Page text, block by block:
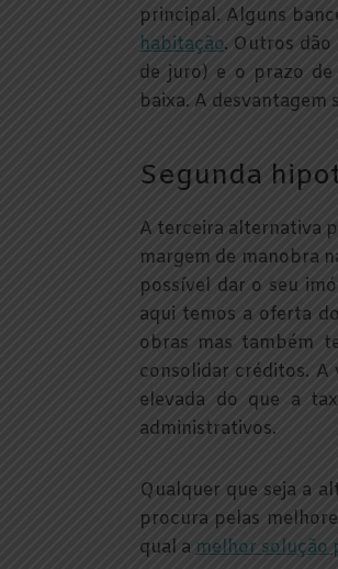
principal. Alguns
habitação. Outros dão
de juro) e o prazo de
baixa. A desvantagem
Segunda
A terceira alternativa
margem de manobra
possível dar o seu
aqui temos a oferta do
obras mas também
consolidar créditos. A
elevada do que a
administrativos.
Qualquer que seja a
procura pelas
qual a melhor solução